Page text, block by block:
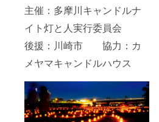
主催：多摩川キャンドルナ
イト灯と人実行委員会
後援：川崎市 協力：カ
メヤマキャンドルハウス